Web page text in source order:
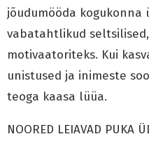
jõudumööda kogukonna
vabatahtlikud
motivaatoriteks. Kui
unistused ja inimeste
teoga kaasa lüüa.
NOORED LEIAVAD PUKA